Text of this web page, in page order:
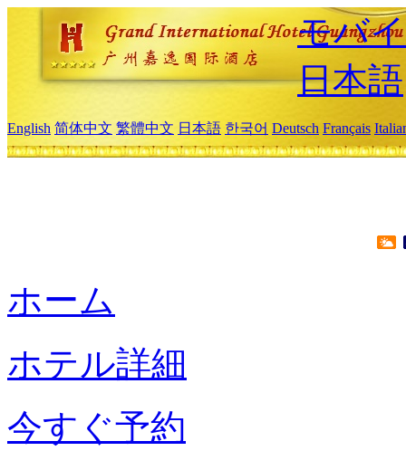
モバ
日本語
English 简体中文 繁體中文 日本語 한국어 Deutsch Français
ホーム
ホテル詳細
今すぐ予約